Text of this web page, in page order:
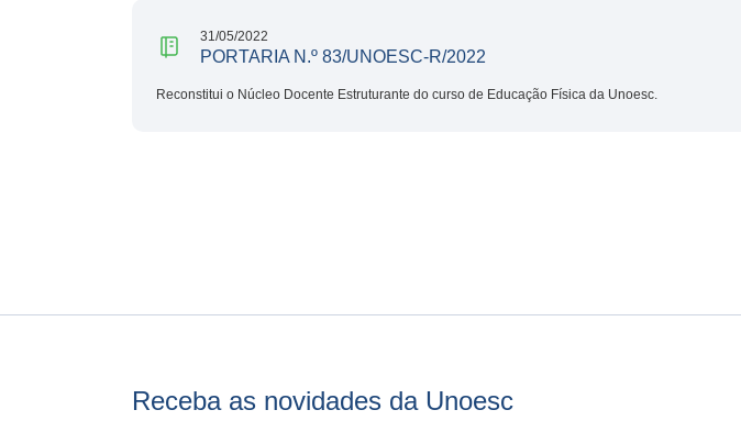
31/05/2022
PORTARIA N.º 83/UNOESC-R/2022
Reconstitui o Núcleo Docente Estruturante do curso de Educação Física da Unoesc.
Receba as novidades da Unoesc